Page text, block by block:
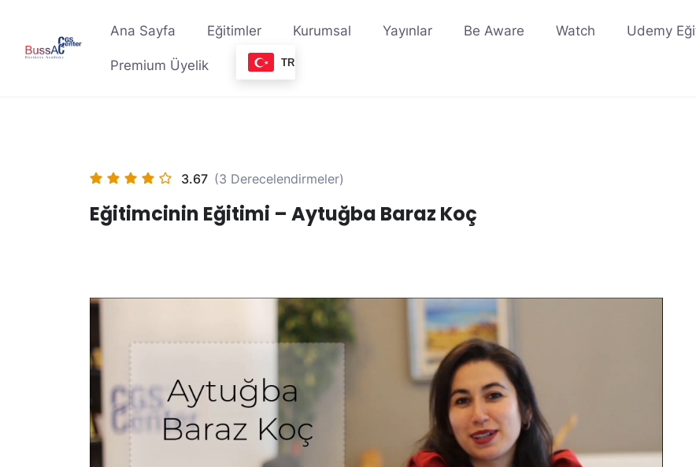
content
Ana Sayfa Eğitimler Kurumsal Yayınlar Be Aware Watch Udemy
Premium Üyelik TR
3.67 (3 Derecelendirmeler)
Eğitimcinin Eğitimi – Aytuğba Baraz Koç